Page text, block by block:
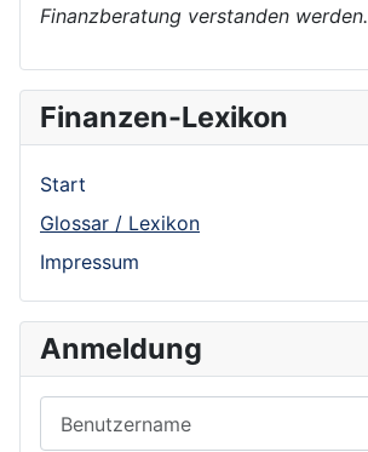
Finanzberatung verstanden werden.
Finanzen-Lexikon
Start
Glossar / Lexikon
Impressum
Anmeldung